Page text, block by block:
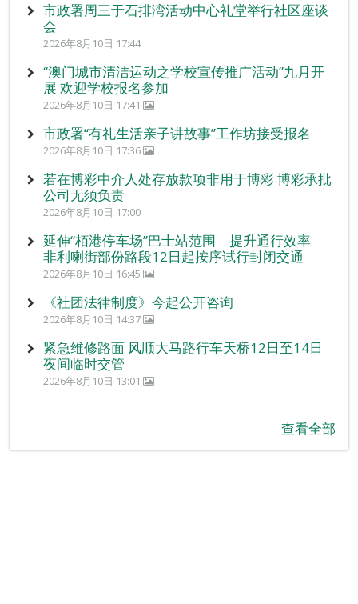
市政署周三于石排湾活动中心礼堂举行社区座谈
会
2026年8月10日 17:44
“澳门城市清洁运动之学校宣传推广活动”九月开
展 欢迎学校报名参加
2026年8月10日 17:41
市政署“有礼生活亲子讲故事”工作坊接受报名
2026年8月10日 17:36
若在博彩中介人处存放款项非用于博彩 博彩承批
公司无须负责
2026年8月10日 17:00
延伸“栢港停车场”巴士站范围 提升通行效率
非利喇街部份路段12日起按序试行封闭交通
2026年8月10日 16:45
《社团法律制度》今起公开咨询
2026年8月10日 14:37
紧急维修路面 风顺大马路行车天桥12日至14日
夜间临时交管
2026年8月10日 13:01
查看全部